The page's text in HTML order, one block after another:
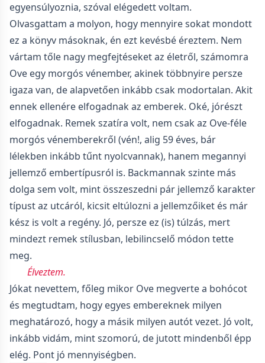
egyensúlyoznia, szóval elégedett voltam.
Olvasgattam a molyon, hogy mennyire sokat mondott
ez a könyv másoknak, én ezt kevésbé éreztem. Nem
vártam tőle nagy megfejtéseket az életről, számomra
Ove egy morgós vénember, akinek többnyire persze
igaza van, de alapvetően inkább csak modortalan. Akit
ennek ellenére elfogadnak az emberek. Oké, jórészt
elfogadnak. Remek szatíra volt, nem csak az Ove-féle
morgós vénemberekről (vén!, alig 59 éves, bár
lélekben inkább tűnt nyolcvannak), hanem megannyi
jellemző embertípusról is. Backmannak szinte más
dolga sem volt, mint összeszedni pár jellemző karakter
típust az utcáról, kicsit eltúlozni a jellemzőiket és már
kész is volt a regény. Jó, persze ez (is) túlzás, mert
mindezt remek stílusban, lebilincselő módon tette
meg.
Élveztem.
Jókat nevettem, főleg mikor Ove megverte a bohócot
és megtudtam, hogy egyes embereknek milyen
meghatározó, hogy a másik milyen autót vezet. Jó volt,
inkább vidám, mint szomorú, de jutott mindenből épp
elég. Pont jó mennyiségben.